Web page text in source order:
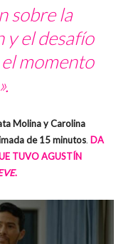
sobre la
y el desafío
momento
Molina y Carolina
de 15 minutos. DA
TUVO AGUSTÍN
.